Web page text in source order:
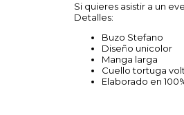
Si quieres asistir a un
Detalles:
Buzo Stefano
Diseño unicolor
Manga larga
Cuello tortuga
Elaborado en